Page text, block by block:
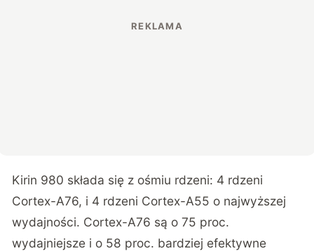
Kirin 980 składa się z ośmiu rdzeni: 4 rdzeni
Cortex-A76, i 4 rdzeni Cortex-A55 o najwyższej
wydajności. Cortex-A76 są o 75 proc.
wydajniejsze i o 58 proc. bardziej efektywne